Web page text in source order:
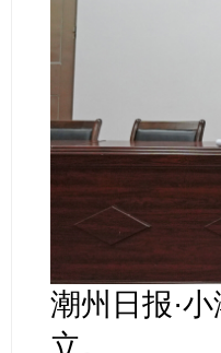
潮州日报·
立。